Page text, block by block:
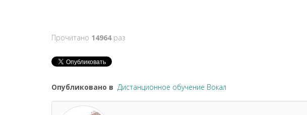
Прочитано 14964раз
Опубликовано в Дистанционное обучение Вокал